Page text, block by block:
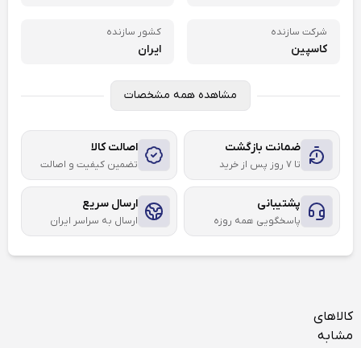
شرکت سازنده
کاسپین
کشور سازنده
ایران
مشاهده همه مشخصات
ضمانت بازگشت
تا ۷ روز پس از خرید
اصالت کالا
تضمین کیفیت و اصالت
پشتیبانی
پاسخگویی همه روزه
ارسال سریع
ارسال به سراسر ایران
کالاهای
مشابه